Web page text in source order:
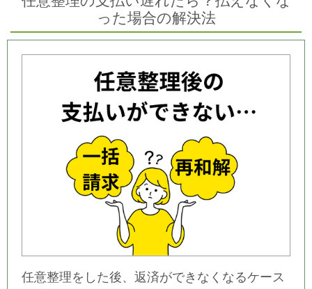
った場合の解決法
任意整理をした後、返済ができなくなるケース